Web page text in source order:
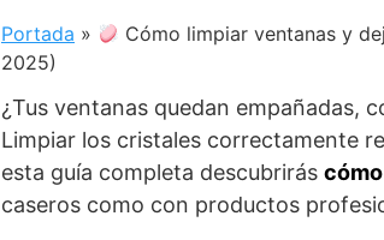
Portada »
Cómo limpiar ventanas y
2025)
¿Tus ventanas quedan empañadas,
Limpiar los cristales correctamente
esta guía completa descubrirás
caseros como con productos